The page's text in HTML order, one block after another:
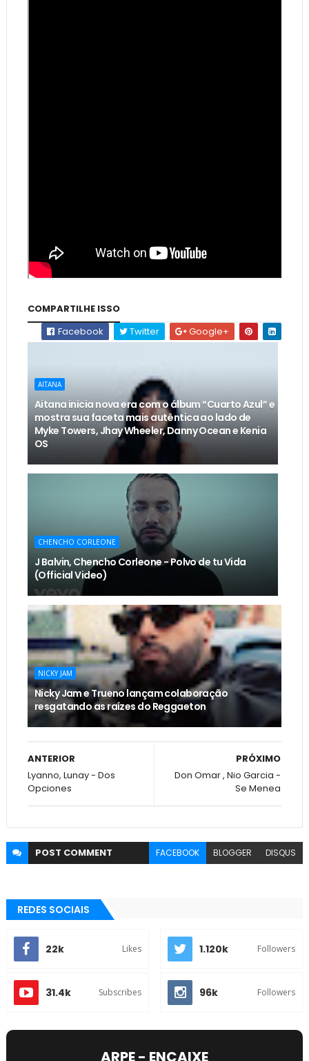
COMPARTILHE ISSO
Facebook
Twitter Google+
AITANA
Aitana inicia nova era com o álbum “Cuarto Azul” e
mostra sua faceta mais autêntica ao lado de
Myke Towers, Jhay Wheeler, Danny Ocean e Kenia
OS
CHENCHO CORLEONE
J Balvin, Chencho Corleone - Polvo de tu Vida
(Official Video)
NICKY JAM
Nicky Jam e Trueno lançam colaboração
resgatando as raízes do Reggaeton
PRÓXIMO
Don Omar , Nio Garcia -
Se Menea
ANTERIOR
Lyanno, Lunay - Dos
Opciones
POST COMMENT FACEBOOK BLOGGER DISQUS
REDES SOCIAIS
22k Likes 1.120k Followers
31.4k Subscribes 96k Followers
ARPE - ENCAIXE